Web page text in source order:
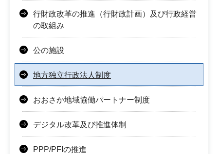
行財政改革の推進（行財政計画）及び行政経営
の取組み
公の施設
地方独立行政法人制度
おおさか地域協働パートナー制度
デジタル改革及び推進体制
PPP/PFIの推進